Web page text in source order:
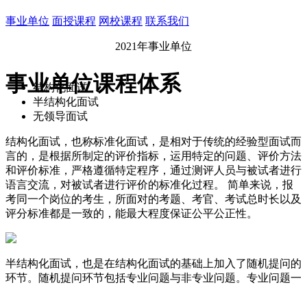
事业单位 面授课程 网校课程 联系我们
2021年事业单位
事业单位课程体系
结构化面试
半结构化面试
无领导面试
结构化面试，也称标准化面试，是相对于传统的经验型面试而
言的，是根据所制定的评价指标，运用特定的问题、评价方法
和评价标准，严格遵循特定程序，通过测评人员与被试者进行
语言交流，对被试者进行评价的标准化过程。 简单来说，报
考同一个岗位的考生，所面对的考题、考官、考试总时长以及
评分标准都是一致的，能最大程度保证公平公正性。
半结构化面试，也是在结构化面试的基础上加入了随机提问的
环节。随机提问环节包括专业问题与非专业问题。专业问题一